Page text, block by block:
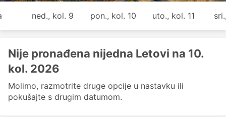
ned., kol. 9 pon., kol. 10 uto., kol. 11
Nije pronađena nijedna Letovi na 10.
kol. 2026
Molimo, razmotrite druge opcije u nastavku ili
pokušajte s drugim datumom.